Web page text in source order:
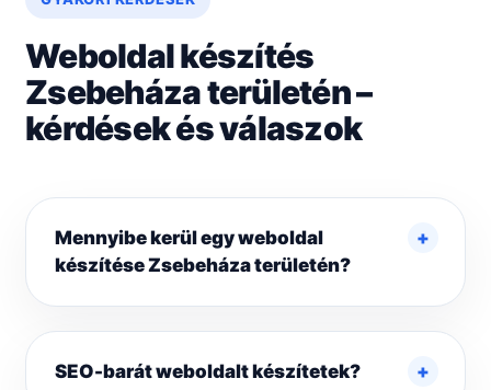
Weboldal készítés
Zsebeháza területén –
kérdések és válaszok
Mennyibe kerül egy weboldal
készítése Zsebeháza területén?
SEO-barát weboldalt készítetek?